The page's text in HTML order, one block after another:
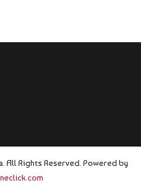
All Rights Reserved. Powered by